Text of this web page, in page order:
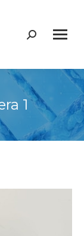
Buscar:
1